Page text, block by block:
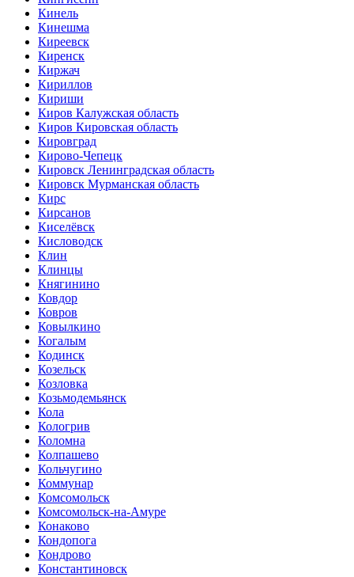
Кинель
Кинешма
Киреевск
Киренск
Киржач
Кириллов
Кириши
Киров Калужская область
Киров Кировская область
Кировград
Кирово-Чепецк
Кировск Ленинградская область
Кировск Мурманская область
Кирс
Кирсанов
Киселёвск
Кисловодск
Клин
Клинцы
Княгинино
Ковдор
Ковров
Ковылкино
Когалым
Кодинск
Козельск
Козловка
Козьмодемьянск
Кола
Кологрив
Коломна
Колпашево
Кольчугино
Коммунар
Комсомольск
Комсомольск-на-Амуре
Конаково
Кондопога
Кондрово
Константиновск